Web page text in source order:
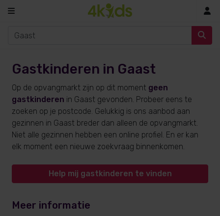
Gastkinderen in Gaast
Op de opvangmarkt zijn op dit moment geen
gastkinderen in Gaast gevonden. Probeer eens te
zoeken op je postcode. Gelukkig is ons aanbod aan
gezinnen in Gaast breder dan alleen de opvangmarkt.
Niet alle gezinnen hebben een online profiel. En er kan
elk moment een nieuwe zoekvraag binnenkomen.
Help mij gastkinderen te vinden
Meer informatie